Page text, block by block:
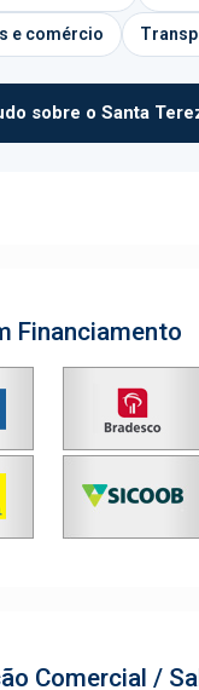
e comércio
sobre o Santa
Financiamento
Comercial /